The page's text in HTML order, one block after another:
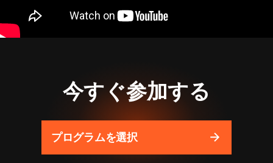
今すぐ参加する
プログラムを選択